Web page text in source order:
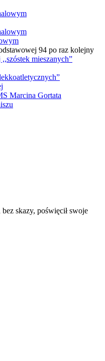
94 po raz kolejny
mieszanych”
Marcina Gortata
skazy, poświęcił swoje